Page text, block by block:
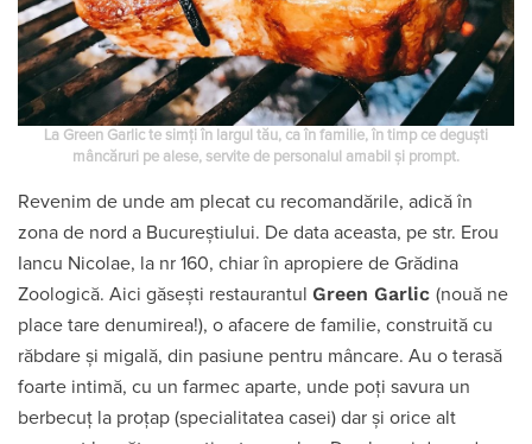
La Green Garlic te simţi în largul tău, ca în familie, în timp ce deguşti
mâncăruri pe alese, servite de personalul amabil și prompt.
Revenim de unde am plecat cu recomandările, adică în
zona de nord a Bucureștiului. De data aceasta, pe str. Erou
Iancu Nicolae, la nr 160, chiar în apropiere de Grădina
Zoologică. Aici găsești restaurantul Green Garlic (nouă ne
place tare denumirea!), o afacere de familie, construită cu
răbdare şi migală, din pasiune pentru mâncare. Au o terasă
foarte intimă, cu un farmec aparte, unde poţi savura un
berbecuţ la proţap (specialitatea casei) dar și orice alt